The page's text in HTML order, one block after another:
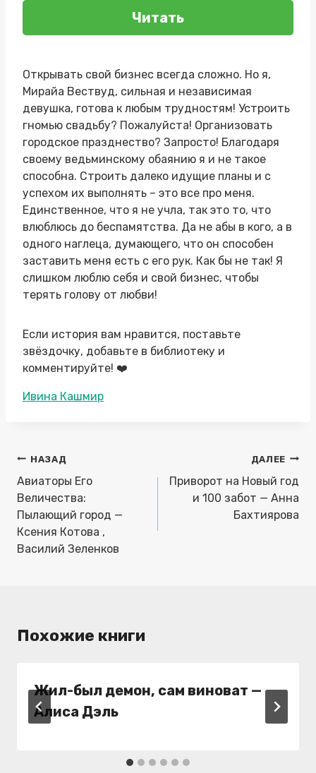
Читать
Открывать свой бизнес всегда сложно. Но я,
Мирайа Вествуд, сильная и независимая
девушка, готова к любым трудностям! Устроить
гномью свадьбу? Пожалуйста! Организовать
городское празднество? Запросто! Благодаря
своему ведьминскому обаянию я и не такое
способна. Строить далеко идущие планы и с
успехом их выполнять – это все про меня.
Единственное, что я не учла, так это то, что
влюблюсь до беспамятства. Да не абы в кого, а в
одного наглеца, думающего, что он способен
заставить меня есть с его рук. Как бы не так! Я
слишком люблю себя и свой бизнес, чтобы
терять голову от любви!
Если история вам нравится, поставьте
звёздочку, добавьте в библиотеку и
комментируйте! ‍❤️‍
Метки
Ивина Кашмир
Навигация
по
записям
НАЗАД
Авиаторы Его
Величества:
Пылающий город —
Ксения Котова ,
Василий Зеленков
ДАЛЕЕ
Приворот на Новый год
и 100 забот — Анна
Бахтиярова
Похожие книги
Жил-был демон, сам виноват —
Алиса Дэль